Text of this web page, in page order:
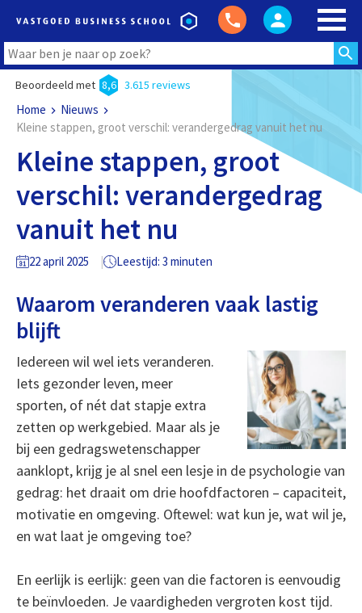
Beoordeeld met 8,6 3.615 reviews
Home
Nieuws
Kleine stappen, groot verschil: verandergedrag vanuit het nu
Kleine stappen, groot
verschil: verandergedrag
vanuit het nu
22 april 2025 Leestijd: 3 minuten
Waarom veranderen vaak lastig
blijft
Iedereen wil wel iets veranderen.
Iets gezonder leven, meer
sporten, of nét dat stapje extra
zetten op werkgebied. Maar als je
bij een gedragswetenschapper
aanklopt, krijg je al snel een lesje in de psychologie van
gedrag: het draait om drie hoofdfactoren – capaciteit,
motivatie en omgeving. Oftewel: wat kun je, wat wil je,
en wat laat je omgeving toe?
En eerlijk is eerlijk: geen van die factoren is eenvoudig
te beïnvloeden. Je vaardigheden vergroten kost tijd.